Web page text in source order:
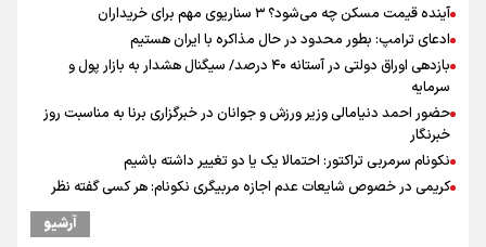
آینده قیمت مسکن چه می‌شود؟ ۳ سناریوی مهم برای خریداران
ادعای ترامپ: بطور محدود در حال مذاکره با ایران هستیم
بازدهی اوراق دولتی در آستانه ۴۰ درصد/ سیگنال هشدار به بازار پول و
سرمایه
حضور احمد دنیامالی وزیر ورزش و جوانان در خبرگزاری برنا به مناسبت روز
خبرنگار
نکونام سرمربی تراکتور: احتمالا یک یا دو تغییر داشته باشیم
کریمی در خصوص شایعات عدم اجازه مربیگری نکونام: هر کسی گفته نظر
پاسخ منفی مجیدی، نکونام را سرمربی کرد؛ ماجرای عجیب نیمکت تراکتور
آرشیو